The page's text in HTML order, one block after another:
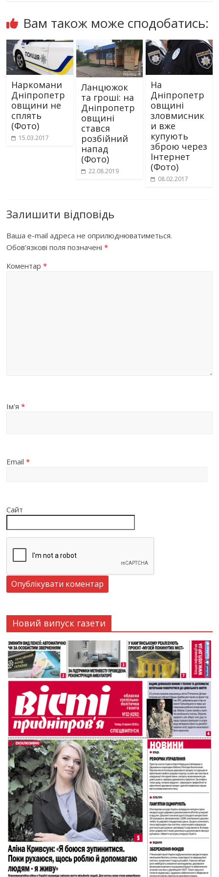
Вам також може сподобатись:
Наркомани
Дніпропетр
овщини не
сплять
(Фото)
15.03.2017
Ланцюжок
та гроші: на
Дніпропетр
овщині
стався
розбійний
напад
(Фото)
22.08.2019
На
Дніпропетр
овщині
зловмисник
и вже
купують
зброю через
Інтернет
(Фото)
08.02.2017
Залишити відповідь
Ваша e-mail адреса не оприлюднюватиметься.
Обов’язкові поля позначені*
Коментар*
Ім'я*
Email*
Сайт
Новий випуск газети